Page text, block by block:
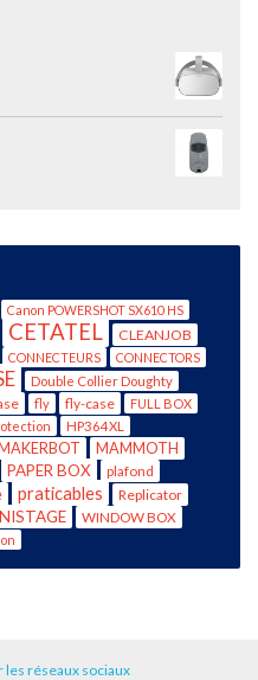
Canon POWERSHOT SX610 HS
CETATEL CLEANJOB
CONNECTEURS
CONNECTORS
Double Collier Doughty
fly fly-case
FULL BOX
HP364XL
MAKERBOT MAMMOTH
PAPER BOX plafond
praticables Replicator
WINDOW BOX
les réseaux sociaux